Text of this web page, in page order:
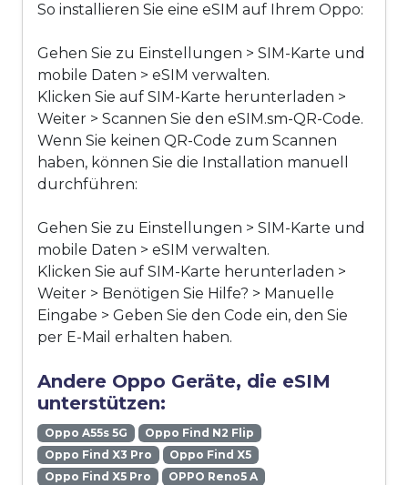
So installieren Sie eine eSIM auf Ihrem Oppo:
Gehen Sie zu Einstellungen > SIM-Karte und
mobile Daten > eSIM verwalten.
Klicken Sie auf SIM-Karte herunterladen >
Weiter > Scannen Sie den eSIM.sm-QR-Code.
Wenn Sie keinen QR-Code zum Scannen
haben, können Sie die Installation manuell
durchführen:
Gehen Sie zu Einstellungen > SIM-Karte und
mobile Daten > eSIM verwalten.
Klicken Sie auf SIM-Karte herunterladen >
Weiter > Benötigen Sie Hilfe? > Manuelle
Eingabe > Geben Sie den Code ein, den Sie
per E-Mail erhalten haben.
Andere Oppo Geräte, die eSIM
unterstützen:
Oppo A55s 5G
Oppo Find N2 Flip
Oppo Find X3 Pro
Oppo Find X5
Oppo Find X5 Pro
OPPO Reno5 A